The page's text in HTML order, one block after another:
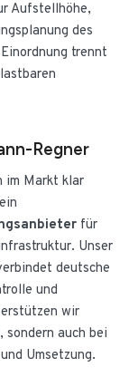
Aufstellhöhe,
des
trennt
Regner
im Markt klar
für
Unser
deutsche
und
wir
sondern auch bei
Umsetzung.